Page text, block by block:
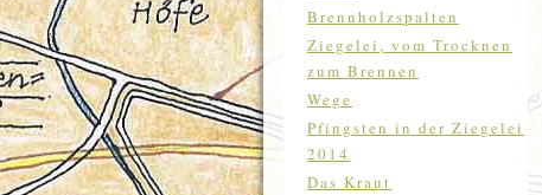
Brennholzspalten
Ziegelei, vom Trocknen
zum Brennen
Wege
Pfingsten in der Ziegelei
2014
Das Kraut